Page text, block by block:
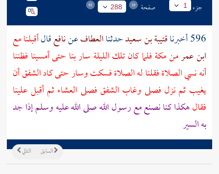
جزء 1 صفحة 288
596 أخبرنا قتيبة بن سعيدحدثناالعطافعننافعقالأقبلنا مع
ابن عمرمنمكةفلما كان تلك الليلة سار بنا حتى أمسينا فظننا
أنه نسي الصلاة فقلنا له الصلاة فسكت وسار حتى كاد الشفق أن
يغيب ثم نزل فصلى وغاب الشفق فصلى العشاء ثم أقبل علينا
فقالهكذا كنا نصنع مع رسول الله صلى الله عليه وسلم إذا جد
به السير
التالي السابق